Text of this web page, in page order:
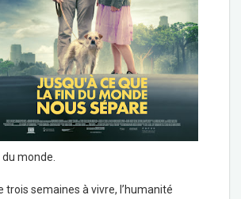
monde.
trois semaines à vivre, l’humanité